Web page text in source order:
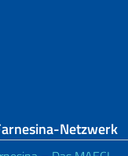
Netzwerk